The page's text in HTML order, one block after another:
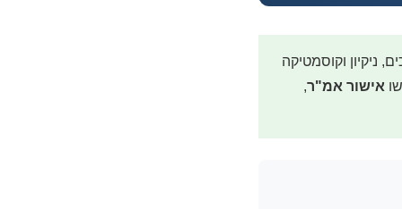
ניקיון וקוסמטיקה
אישור אמ"ר,